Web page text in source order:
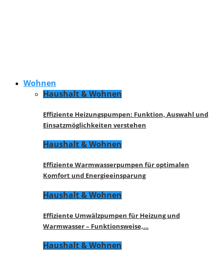
Wohnen
Haushalt & Wohnen
Effiziente Heizungspumpen: Funktion, Auswahl und
Einsatzmöglichkeiten verstehen
Haushalt & Wohnen
Effiziente Warmwasserpumpen für optimalen
Komfort und Energieeinsparung
Haushalt & Wohnen
Effiziente Umwälzpumpen für Heizung und
Warmwasser – Funktionsweise,…
Haushalt & Wohnen